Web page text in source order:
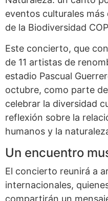
eventos culturales
de la Biodiversidad
Este concierto, que
de 11 artistas de
estadio Pascual
octubre, como parte
celebrar la diversidad
reflexión sobre la
humanos y la
Un encuentro
El concierto reunirá a
internacionales,
compartirán un